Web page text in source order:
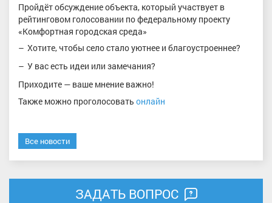
Пройдёт обсуждение объекта, который участвует в
рейтинговом голосовании по федеральному проекту
«Комфортная городская среда»
Хотите, чтобы село стало уютнее и благоустроеннее?
У вас есть идеи или замечания?
Приходите — ваше мнение важно!
Также можно проголосовать онлайн
Все новости
ЗАДАТЬ ВОПРОС